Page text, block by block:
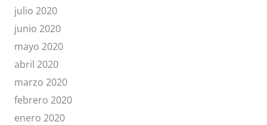
julio 2020
junio 2020
mayo 2020
abril 2020
marzo 2020
febrero 2020
enero 2020